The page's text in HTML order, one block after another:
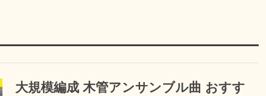
大規模編成 木管アンサンブル曲 おすす